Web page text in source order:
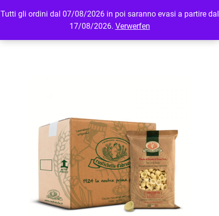
Tutti gli ordini dal 07/08/2026 in poi saranno evasi a partire dal
17/08/2026. Verwerfen
MENU LOGIN